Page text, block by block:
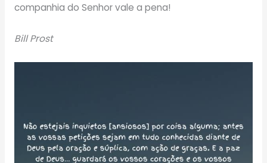
companhia do Senhor vale a pena!
Bill Prost